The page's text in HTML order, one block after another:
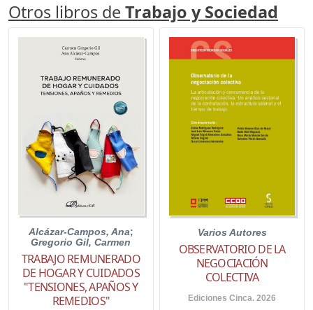
Otros libros de Trabajo y Sociedad
Alcázar-Campos, Ana;
Gregorio Gil, Carmen
TRABAJO REMUNERADO
DE HOGAR Y CUIDADOS
"TENSIONES, APAÑOS Y
REMEDIOS"
Varios Autores
OBSERVATORIO DE LA
NEGOCIACIÓN
COLECTIVA
Ediciones Cinca. 2026